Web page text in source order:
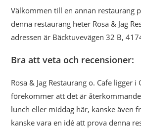
Välkommen till en annan restaurang
denna restaurang heter Rosa & Jag
adressen är Bäcktuvevägen 32 B,
Bra att veta och recensioner:
Rosa & Jag Restaurang o. Cafe ligger
förekommer att det är
lunch eller middag här, kanske även
kanske vara en idé att prova denna